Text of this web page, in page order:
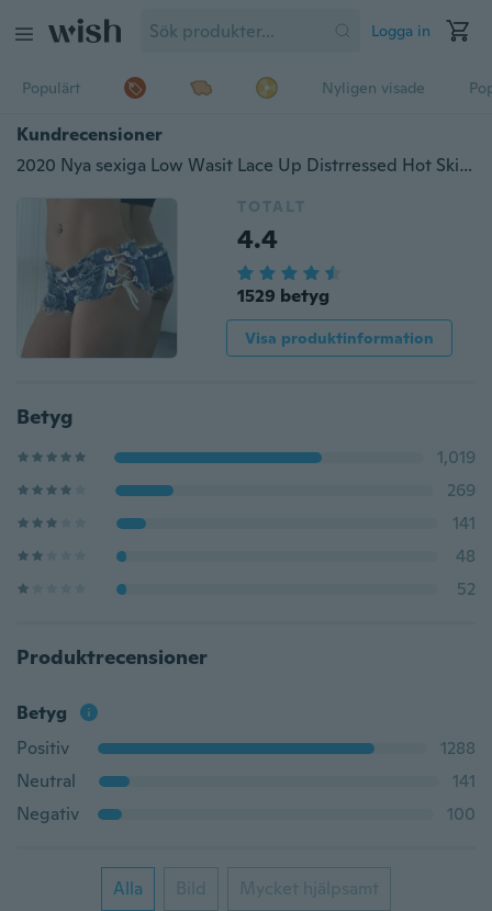
Logga in
Populärt Nyligen visade
Kundrecensioner
2020 Nya sexiga Low Wasit Lace Up Distrressed Hot Skinny Denim Jeans för kvinnor
TOTALT
4.4
1529 betyg
Visa produktinformation
Betyg
1,019
269
141
48
52
Produktrecensioner
Betyg
Positiv
1288
Neutral
141
Negativ
100
Alla Bild Mycket hjälpsamt